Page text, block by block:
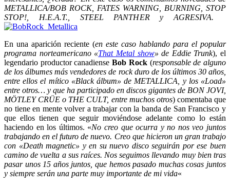
METALLICA/BOB ROCK, FATES WARNING, BURNING, STOP
STOP!, H.E.A.T., STEEL PANTHER y AGRESIVA.
En una aparición reciente (en este caso hablando para el popular
programa norteamericano «That Metal show» de Eddie Trunk), el
legendario productor canadienseBob Rock(responsable de alguno
de los álbumes más vendedores de rock duro de los últimos 30 años,
entre ellos el mítico «Black álbum» de METALLICA, y los «Load»
entre otros… y que ha participado en discos gigantes de BON JOVI,
MÖTLEY CRÜE o THE CULT, entre muchos otros) comentaba que
no tiene en mente volver a trabajar con la banda de San Francisco y
que ellos tienen que seguir moviéndose adelante como lo están
haciendo en los últimos. «No creo que ocurra y no nos veo juntos
trabajando en el futuro de nuevo. Creo que hicieron un gran trabajo
con «Death magnetic» y en su nuevo disco seguirán por ese buen
camino de vuelta a sus raíces. Nos seguimos llevando muy bien tras
pasar unos 15 años juntos, que hemos pasado muchas cosas juntos
y siempre serán una parte muy importante de mi vida«